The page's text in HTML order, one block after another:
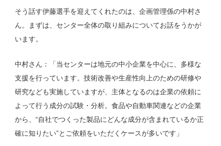
そう話す伊藤選手を迎えてくれたのは、企画管理係の中村さ
ん。まずは、センター全体の取り組みについてお話をうかが
います。
中村さん：「当センターは地元の中小企業を中心に、多様な
支援を行っています。技術改善や生産性向上のための研修や
研究なども実施していますが、主体となるのは企業の依頼に
よって行う成分の試験・分析。食品や自動車関連などの企業
から、“自社でつくった製品にどんな成分が含まれているか正
確に知りたい”とご依頼をいただくケースが多いです」